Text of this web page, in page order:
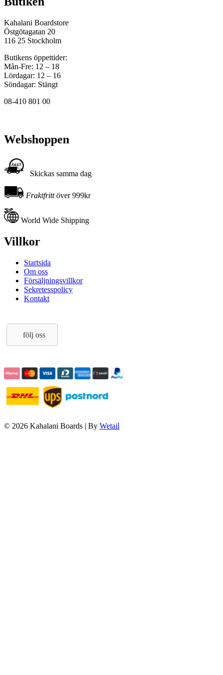
Kahalani Boardstore
Östgötagatan 20
116 25 Stockholm
Butikens öppettider:
Mån-Fre: 12 – 18
Lördagar: 12 – 16
Söndagar: Stängt
08-410 801 00
Webshoppen
Skickas samma dag
Fraktfrittöver 999kr
World Wide Shipping
Villkor
Startsida
Om oss
Försäljningsvillkor
Sekretesspolicy
Kontakt
följ oss
© 2026 Kahalani Boards | By Wetail